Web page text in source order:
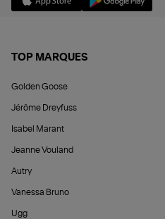
TOP MARQUES
Golden Goose
Jérôme Dreyfuss
Isabel Marant
Jeanne Vouland
Autry
Vanessa Bruno
Ugg